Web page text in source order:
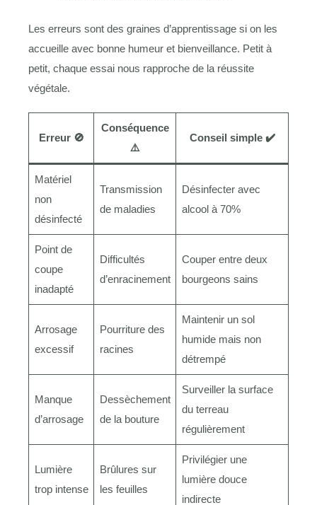
Les erreurs sont des graines d’apprentissage si on les
accueille avec bonne humeur et bienveillance. Petit à
petit, chaque essai nous rapproche de la réussite
végétale.
Erreur 🚫
Conséquence
⚠️
Conseil simple ✔️
Matériel
non
désinfecté
Transmission
de maladies
Désinfecter avec
alcool à 70%
Point de
coupe
inadapté
Difficultés
d’enracinement
Couper entre deux
bourgeons sains
Arrosage
excessif
Pourriture des
racines
Maintenir un sol
humide mais non
détrempé
Manque
d’arrosage
Dessèchement
de la bouture
Surveiller la surface
du terreau
régulièrement
Lumière
trop intense
Brûlures sur
les feuilles
Privilégier une
lumière douce
indirecte